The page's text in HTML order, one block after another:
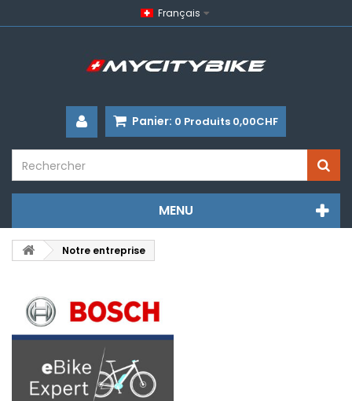
Français
Panier: 0 Produits 0,00CHF
MENU
Notre entreprise